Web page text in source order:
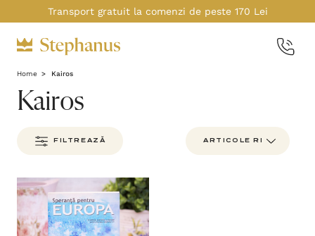
Transport gratuit la comenzi de peste 170 Lei
Home Kairos
Kairos
FILTREAZĂ